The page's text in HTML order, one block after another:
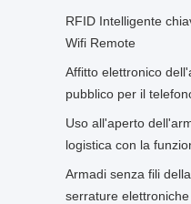
RFID Intelligente
Wifi Remote
Affitto elettronico
pubblico per il
Uso all'aperto
logistica con la
Armadi senza fili
serrature